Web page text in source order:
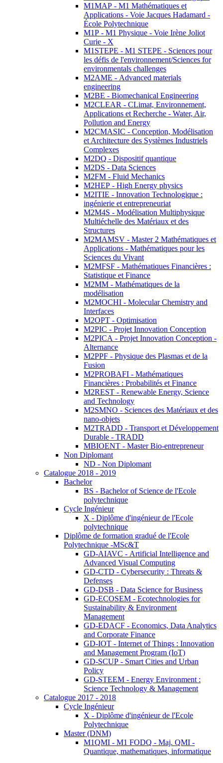
M1MAP - M1 Mathématiques et
Applications - Voie Jacques Hadamard -
École Polytechnique
M1P - M1 Physique - Voie Irène Joliot
Curie - X
M1STEPE - M1 STEPE - Sciences pour
les défis de l'environnement/Sciences for
environmentals challenges
M2AME - Advanced materials
engineering
M2BE - Biomechanical Engineering
M2CLEAR - CLimat, Environnement,
Applications et Recherche - Water, Air,
Pollution and Energy
M2CMASIC - Conception, Modélisation
et Architecture des Systèmes Industriels
Complexes
M2DQ - Dispositif quantique
M2DS - Data Sciences
M2FM - Fluid Mechanics
M2HEP - High Energy physics
M2ITIE - Innovation Technologique :
ingénierie et entrepreneuriat
M2M4S - Modélisation Multiphysique
Multiéchelle des Matériaux et des
Structures
M2MAMSV - Master 2 Mathématiques et
Applications - Mathématiques pour les
Sciences du Vivant
M2MFSF - Mathématiques Financières :
Statistique et Finance
M2MM - Mathématiques de la
modélisation
M2MOCHI - Molecular Chemistry and
Interfaces
M2OPT - Optimisation
M2PIC - Projet Innovation Conception
M2PICA - Projet Innovation Conception -
Alternance
M2PPF - Physique des Plasmas et de la
Fusion
M2PROBAFI - Mathématiques
Financières : Probabilités et Finance
M2REST - Renewable Energy, Science
and Technology
M2SMNO - Sciences des Matériaux et des
nano-objets
M2TRADD - Transport et Développement
Durable - TRADD
MBIOENT - Master Bio-entrepreneur
Non Diplomant
ND - Non Diplomant
Catalogue 2018 - 2019
Bachelor
BS - Bachelor of Science de l'Ecole
polytechnique
Cycle Ingénieur
X - Diplôme d'ingénieur de l'Ecole
polytechnique
Diplôme de formation gradué de l'Ecole
Polytechnique -MSc&T
GD-AIAVC - Artificial Intelligence and
Advanced Visual Computing
GD-CTD - Cybersecurity : Threats &
Defenses
GD-DSB - Data Science for Business
GD-ECOSEM - Ecotechnologies for
Sustainability & Environment
Management
GD-EDACF - Economics, Data Analytics
and Corporate Finance
GD-IOT - Internet of Things : Innovation
and Management Program (IoT)
GD-SCUP - Smart Cities and Urban
Policy
GD-STEEM - Energy Environment :
Science Technology & Management
Catalogue 2017 - 2018
Cycle Ingénieur
X - Diplôme d'ingénieur de l'Ecole
Polytechnique
Master (DNM)
M1QMI - M1 FODQ - Maj. QMI -
Quantique, mathematiques, informatique